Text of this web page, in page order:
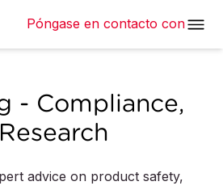
Póngase en contacto con
- Compliance,
advice on product safety,